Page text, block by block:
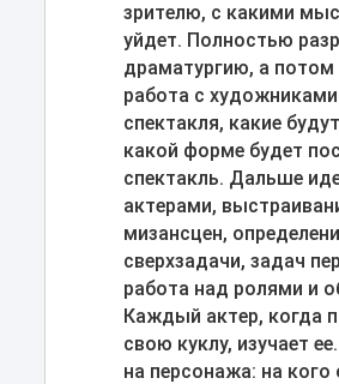
зрителю, с какими
уйдет. Полностью
драматургию, а потом
работа с
спектакля, какие
какой форме будет
спектакль. Дальше
актерами,
мизансцен,
сверхзадачи, задач
работа над ролями и
Каждый актер, когда
свою куклу, изучает
на персонажа: на кого